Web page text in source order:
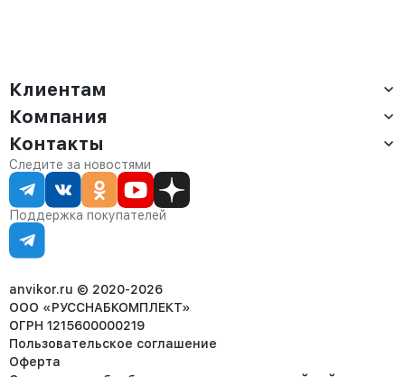
Клиентам
Доставка
Оплата
Сервис
Статус заказа
Статьи
Компания
О компании
Контакты
Партнёрам
Контакты
Отдел продаж:
8 (800) 234-22-62
corp@anvikor.ru
Ежедневно, с 7:00-19:00 (МСК)
Отдел рекламации:
8 (953) 455-25-61
Следите за новостями
Поддержка покупателей
anvikor.ru © 2020-2026
ООО «РУССНАБКОМПЛЕКТ»
ОГРН 1215600000219
Пользовательское соглашение
Оферта